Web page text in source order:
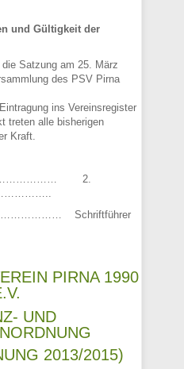
und Gültigkeit der
Satzung am 25. März
des PSV Pirna
ins Vereinsregister
treten alle bisherigen
Kraft.
2.
Schriftführer
PIRNA 1990
UND
2013/2015)